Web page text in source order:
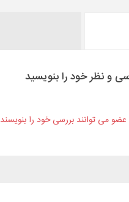
و نظر خود را بنویسید
عضو می توانند بررسی خود را بنویسند